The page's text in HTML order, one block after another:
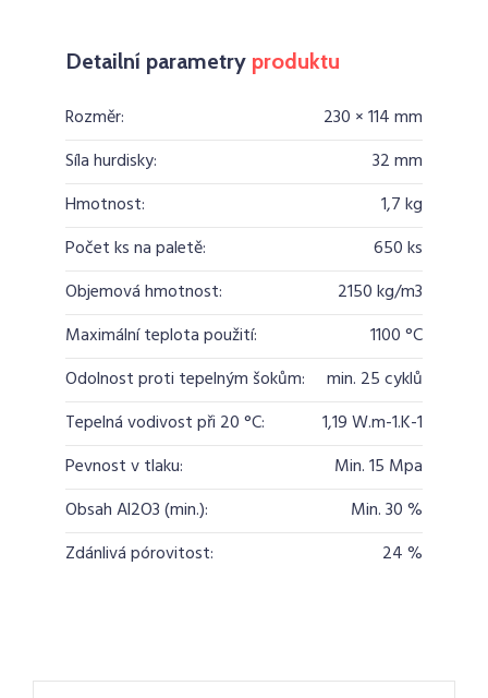
Detailní parametry produktu
Rozměr:
230 × 114 mm
Síla hurdisky:
32 mm
Hmotnost:
1,7 kg
Počet ks na paletě:
650 ks
Objemová hmotnost:
2150 kg/m3
Maximální teplota použití:
1100 °C
Odolnost proti tepelným šokům:
min. 25 cyklů
Tepelná vodivost při 20 °C:
1,19 W.m-1.K-1
Pevnost v tlaku:
Min. 15 Mpa
Obsah Al2O3 (min.):
Min. 30 %
Zdánlivá pórovitost:
24 %